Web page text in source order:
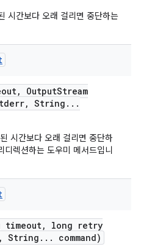
시간보다 오래 걸리면 중단하는
, OutputStream
, String . . .
시간보다 오래 걸리면 중단하
렉션하는 도우미 메서드입니
timeout,
long retry
, String . . . command)